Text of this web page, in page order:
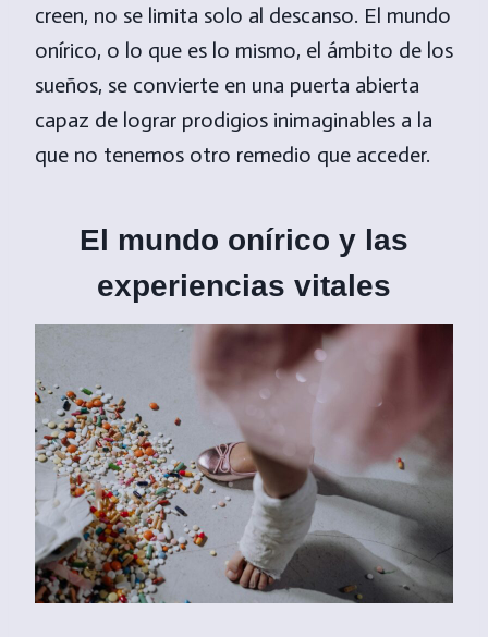
creen, no se limita solo al descanso. El mundo
onírico, o lo que es lo mismo, el ámbito de los
sueños, se convierte en una puerta abierta
capaz de lograr prodigios inimaginables a la
que no tenemos otro remedio que acceder.
El mundo onírico y las
experiencias vitales